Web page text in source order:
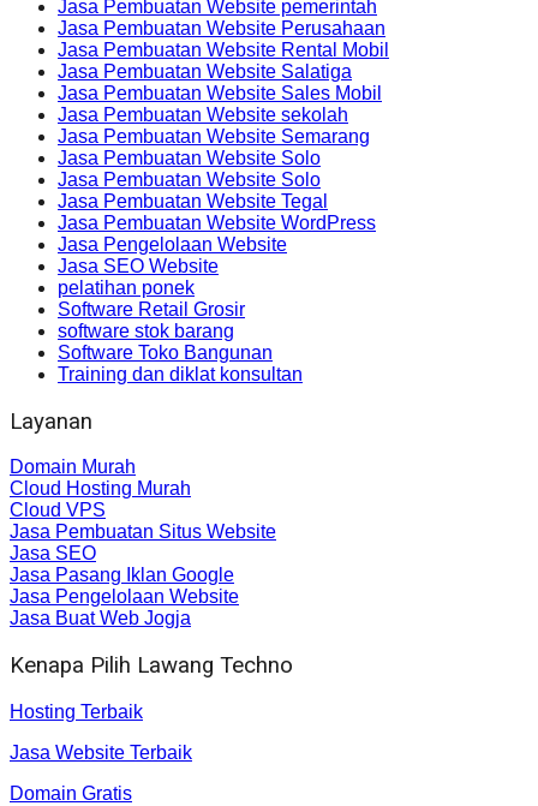
Jasa Pembuatan Website pemerintah
Jasa Pembuatan Website Perusahaan
Jasa Pembuatan Website Rental Mobil
Jasa Pembuatan Website Salatiga
Jasa Pembuatan Website Sales Mobil
Jasa Pembuatan Website sekolah
Jasa Pembuatan Website Semarang
Jasa Pembuatan Website Solo
Jasa Pembuatan Website Solo
Jasa Pembuatan Website Tegal
Jasa Pembuatan Website WordPress
Jasa Pengelolaan Website
Jasa SEO Website
pelatihan ponek
Software Retail Grosir
software stok barang
Software Toko Bangunan
Training dan diklat konsultan
Layanan
Domain Murah
Cloud Hosting Murah
Cloud VPS
Jasa Pembuatan Situs Website
Jasa SEO
Jasa Pasang Iklan Google
Jasa Pengelolaan Website
Jasa Buat Web Jogja
Kenapa Pilih Lawang Techno
Hosting Terbaik
Jasa Website Terbaik
Domain Gratis